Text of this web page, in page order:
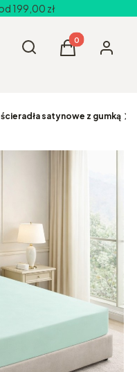
199,00 zł
Otwórz wyszukiwarkę
Szukaj Produkty w
Koszyk Zaloguj
satynowe z gumką